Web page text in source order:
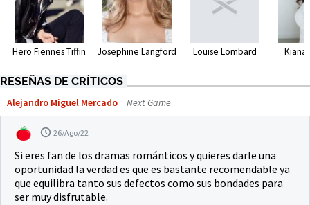
Hero Fiennes Tiffin Josephine Langford Louise Lombard Kiana
RESEÑAS DE CRÍTICOS
Alejandro Miguel Mercado Next Game
26/Ago/22
Si eres fan de los dramas románticos y quieres darle una
oportunidad la verdad es que es bastante recomendable ya
que equilibra tanto sus defectos como sus bondades para
ser muy disfrutable.